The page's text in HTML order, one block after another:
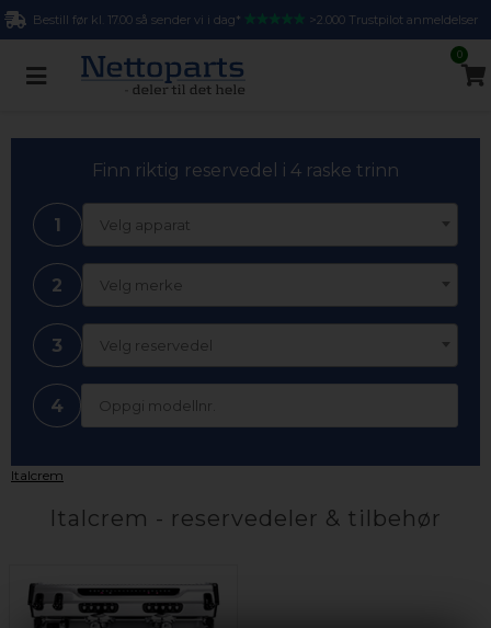
Bestill før kl. 17.00 så sender vi i dag* >2.000 Trustpilot anmeldelser
0
Finn riktig reservedel i 4 raske trinn
1 Velg apparat
2 Velg merke
3 Velg reservedel
4
Italcrem
Italcrem - reservedeler & tilbehør